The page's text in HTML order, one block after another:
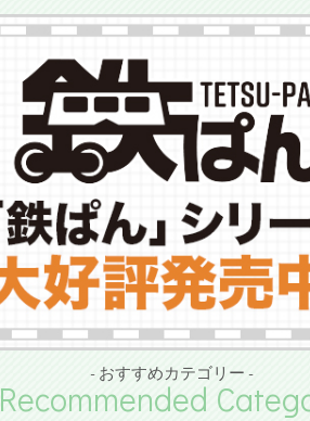
- おすすめカテゴリー -
Recommended